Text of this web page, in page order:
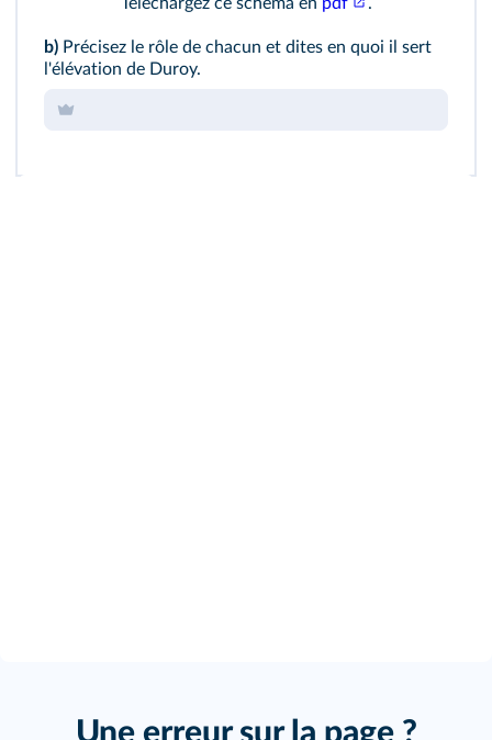
b) Précisez le rôle de chacun et dites en quoi il sert
l'élévation de Duroy.
Une erreur sur la page ?